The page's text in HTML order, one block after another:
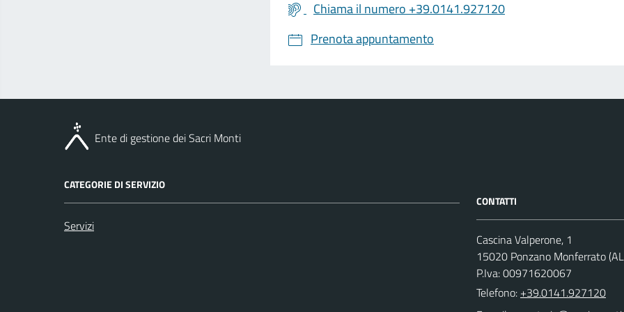
Chiama il numero +39.0141.927120
Prenota appuntamento
Ente di gestione dei Sacri Monti
CATEGORIE DI SERVIZIO
Servizi
CONTATTI
Cascina Valperone, 1
15020 Ponzano Monferrato
P.Iva: 00971620067
Telefono: +39.0141.927120